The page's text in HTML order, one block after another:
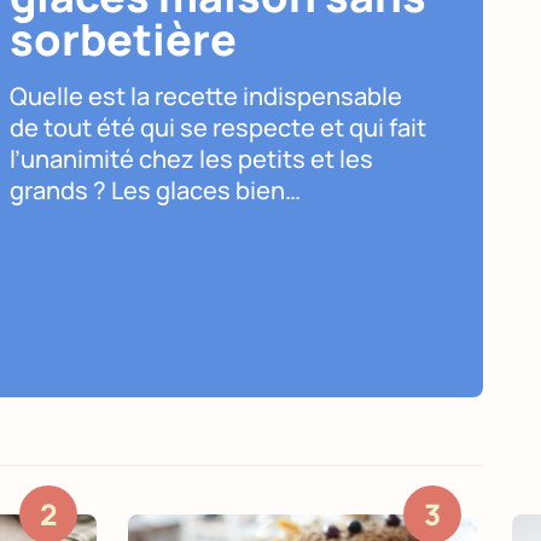
sorbetière
Quelle est la recette indispensable
de tout été qui se respecte et qui fait
l’unanimité chez les petits et les
grands ? Les glaces bien…
2 3